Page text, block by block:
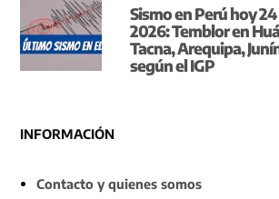
Sismo en Perú hoy
2026: Temblor en
Tacna, Arequipa,
según el IGP
INFORMACIÓN
Contacto y quienes somos